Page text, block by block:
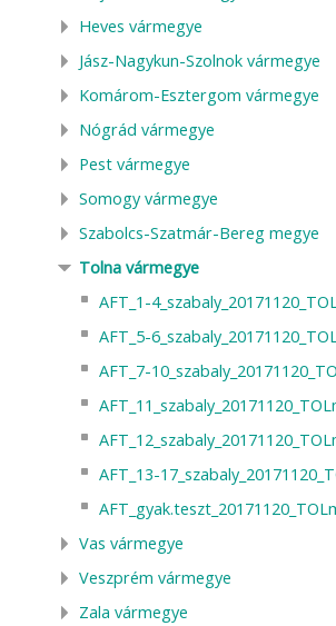
Heves vármegye
Jász-Nagykun-Szolnok vármegye
Komárom-Esztergom vármegye
Nógrád vármegye
Pest vármegye
Somogy vármegye
Szabolcs-Szatmár-Bereg megye
Tolna vármegye
AFT_1-
AFT_5-
AFT_7-
AFT_13-
Vas vármegye
Veszprém vármegye
Zala vármegye